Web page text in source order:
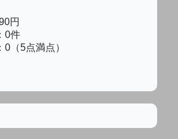
円
0件
（5点満点）